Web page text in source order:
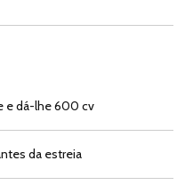
e dá-lhe 600 cv
da estreia